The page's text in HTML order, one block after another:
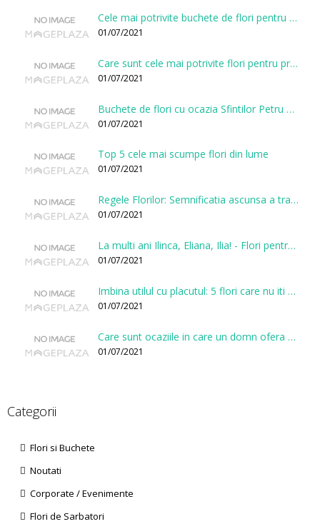
Cele mai potrivite buchete de flori pentru onomastici
01/07/2021
Care sunt cele mai potrivite flori pentru prima intalnire?
01/07/2021
Buchete de flori cu ocazia Sfintilor Petru si Pavel
01/07/2021
Top 5 cele mai scumpe flori din lume
01/07/2021
Regele Florilor: Semnificatia ascunsa a trandafirului
01/07/2021
La multi ani Ilinca, Eliana, Ilia! - Flori pentru doamnele sarbatorite de Sfantul Ilie
01/07/2021
Imbina utilul cu placutul: 5 flori care nu iti vor face gaura in buget
01/07/2021
Care sunt ocaziile in care un domn ofera flori?
01/07/2021
Categorii
Flori si Buchete
Noutati
Corporate / Evenimente
Flori de Sarbatori